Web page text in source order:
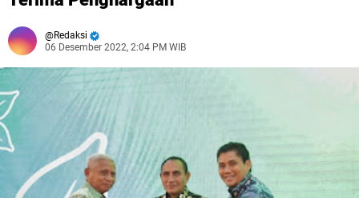
Redaksi
06 Desember 2022, 2:04 PM WIB